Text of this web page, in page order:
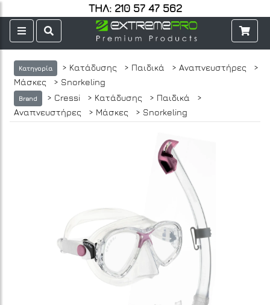
ΤΗΛ: 210 57 47 562
Κατηγορία > Κατάδυσης > Παιδικά > Αναπνευστήρες
>
Μάσκες
> Snorkeling
Brand > Cressi > Κατάδυσης > Παιδικά
>
Αναπνευστήρες
> Μάσκες > Snorkeling